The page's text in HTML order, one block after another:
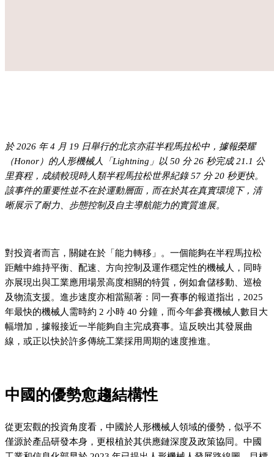
於 2026 年 4 月 19 日舉行的北京亦莊半程馬拉松中，據報榮耀
（Honor）的人形機械人「Lightning」以 50 分 26 秒完成 21.1 公
里賽程，成績較現時人類半程馬拉松世界紀錄 57 分 20 秒更快。
該事件的重要性並不在於運動層面，而在於其在真實環境下，清
晰展示了耐力、步態控制及自主導航能力的實質進展。
對投資者而言，關鍵在於「能力轉移」。一個能夠在半程馬拉松
距離中維持平衡、配速、方向控制及運作穩定性的機械人，同時
亦展現出與工業應用場景高度相關的特質，例如倉儲移動、巡檢
及物流支援。進步速度亦相當顯著：同一賽事的報道指出，2025
年最快的機械人需時約 2 小時 40 分鐘，而今年參賽機械人數目大
幅增加，據報接近一半能夠自主完成賽事。這反映出其發展曲
線，或正以快於許多傳統工業採用周期的速度推進。
中國的優勢愈趨結構性
從更宏觀的投資角度看，中國於人形機械人領域的優勢，似乎不
僅源於產品研發本身，更根植於其供應鏈深度及政策協同。中國